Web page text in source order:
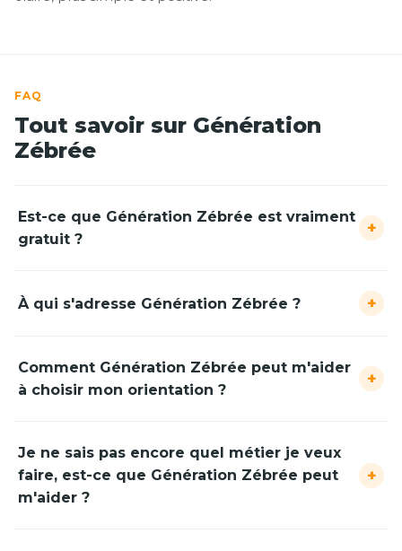
FAQ
Tout savoir sur Génération
Zébrée
Est-ce que Génération Zébrée est vraiment
gratuit ?
+
À qui s'adresse Génération Zébrée ? +
Comment Génération Zébrée peut m'aider
à choisir mon orientation ?
+
Je ne sais pas encore quel métier je veux
faire, est-ce que Génération Zébrée peut
m'aider ?
+